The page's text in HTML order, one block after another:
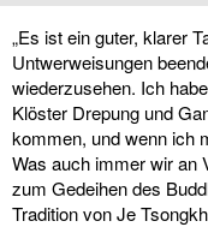
„Es ist ein guter, klarer
Untwerweisungen
wiederzusehen. Ich
Klöster Drepung und
kommen, und wenn ich
Was auch immer wir an
zum Gedeihen des
Tradition von Je